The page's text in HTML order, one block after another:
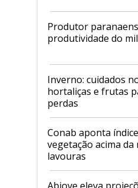
Produtor
produtividade do
Inverno: cuidados
hortaliças e frutas
perdas
Conab aponta
vegetação acima da
lavouras